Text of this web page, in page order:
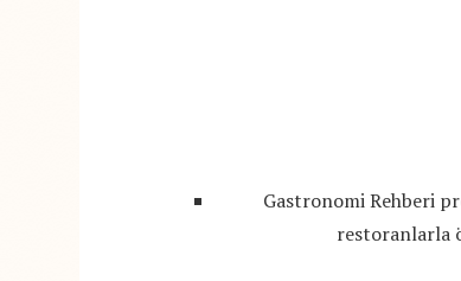
Gastronomi Rehberi
restoranlarla